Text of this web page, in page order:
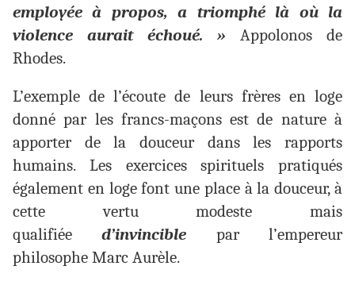
employée à propos, a triomphé là où la
violence aurait échoué. » Appolonos de
Rhodes.
L’exemple de l’écoute de leurs frères en loge
donné par les francs-maçons est de nature à
apporter de la douceur dans les rapports
humains. Les exercices spirituels pratiqués
également en loge font une place à la douceur, à
cette vertu modeste mais
qualifiéed’invincible par l’empereur
philosophe Marc Aurèle.